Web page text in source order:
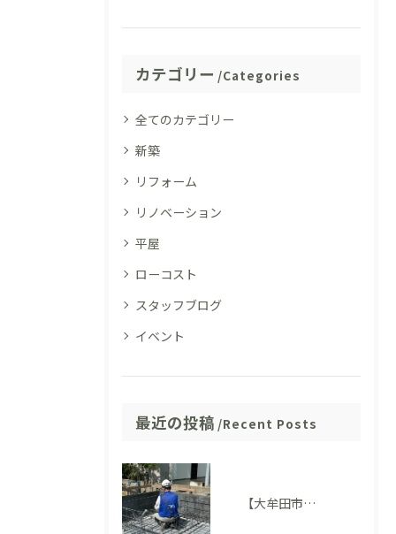
カテゴリー Categories
全てのカテゴリー
新築
リフォーム
リノベーション
平屋
ローコスト
スタッフブログ
イベント
最近の投稿 Recent Posts
【大牟田市M様邸】配筋検査に適合しました。完成後には見えない部分も大切にしています